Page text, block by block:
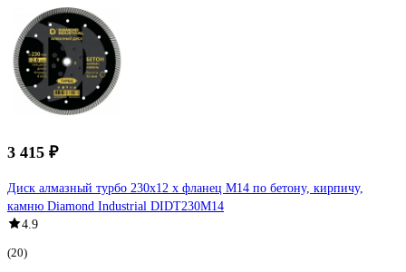
3 415 ₽
Диск алмазный турбо 230x12 х фланец М14 по бетону, кирпичу,
камню Diamond Industrial DIDT230M14
4.9
(20)